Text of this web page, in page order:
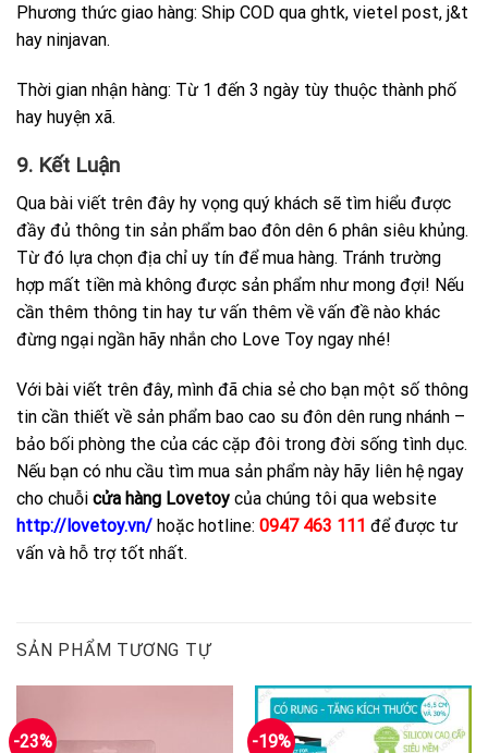
Phương thức giao hàng: Ship COD qua ghtk, vietel post, j&t
hay ninjavan.
Thời gian nhận hàng: Từ 1 đến 3 ngày tùy thuộc thành phố
hay huyện xã.
9. Kết Luận
Qua bài viết trên đây hy vọng quý khách sẽ tìm hiểu được
đầy đủ thông tin sản phẩm bao đôn dên 6 phân siêu khủng.
Từ đó lựa chọn địa chỉ uy tín để mua hàng. Tránh trường
hợp mất tiền mà không được sản phẩm như mong đợi! Nếu
cần thêm thông tin hay tư vấn thêm về vấn đề nào khác
đừng ngại ngần hãy nhắn cho Love Toy ngay nhé!
Với bài viết trên đây, mình đã chia sẻ cho bạn một số thông
tin cần thiết về sản phẩm bao cao su đôn dên rung nhánh –
bảo bối phòng the của các cặp đôi trong đời sống tình dục.
Nếu bạn có nhu cầu tìm mua sản phẩm này hãy liên hệ ngay
cho chuỗi cửa hàng Lovetoy của chúng tôi qua website
http://lovetoy.vn/ hoặc hotline: 0947 463 111 để được tư
vấn và hỗ trợ tốt nhất.
SẢN PHẨM TƯƠNG TỰ
-23% -19%